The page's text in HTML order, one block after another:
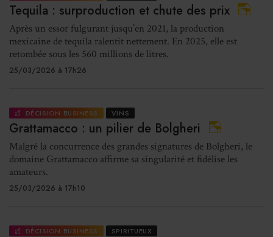
Tequila : surproduction et chute des prix
Après un essor fulgurant jusqu’en 2021, la production
mexicaine de tequila ralentit nettement. En 2025, elle est
retombée sous les 560 millions de litres.
25/03/2026 à 17h26
DÉCISION BUSINESS VINS
Grattamacco : un pilier de Bolgheri
Malgré la concurrence des grandes signatures de Bolgheri, le
domaine Grattamacco affirme sa singularité et fidélise les
amateurs.
25/03/2026 à 17h10
DÉCISION BUSINESS SPIRITUEUX